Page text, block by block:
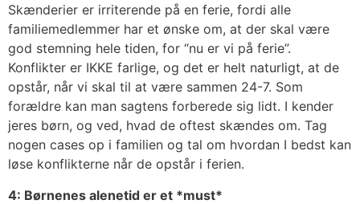
Skænderier er irriterende på en ferie, fordi alle
familiemedlemmer har et ønske om, at der skal være
god stemning hele tiden, for “nu er vi på ferie”.
Konflikter er IKKE farlige, og det er helt naturligt, at de
opstår, når vi skal til at være sammen 24-7. Som
forældre kan man sagtens forberede sig lidt. I kender
jeres børn, og ved, hvad de oftest skændes om. Tag
nogen cases op i familien og tal om hvordan I bedst kan
løse konflikterne når de opstår i ferien.
4: Børnenes alenetid er et *must*